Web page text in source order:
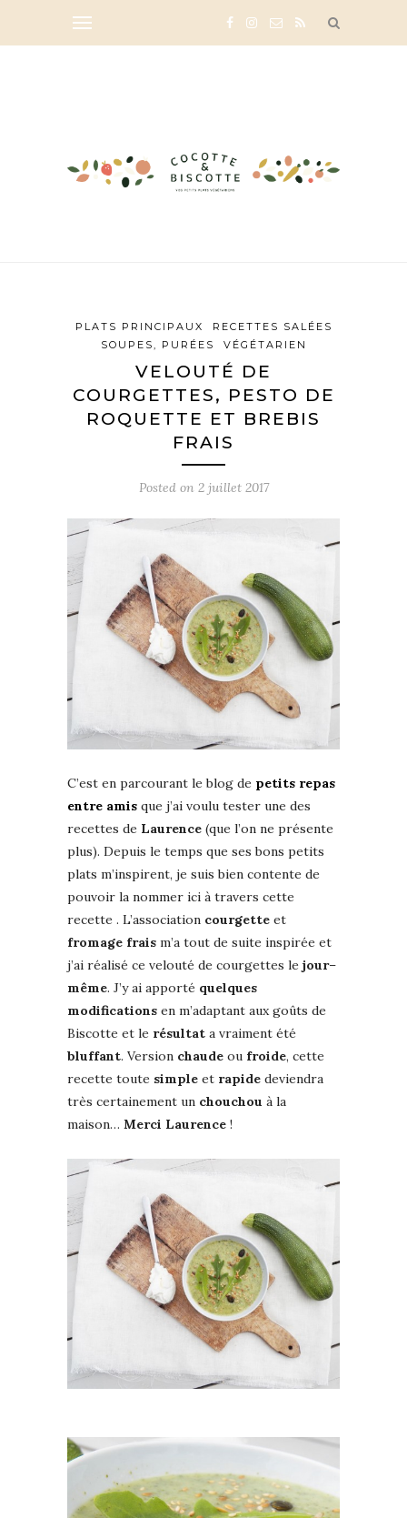
PLATS PRINCIPAUX
RECETTES SALÉES
SOUPES, PURÉES
VÉGÉTARIEN
VELOUTÉ DE
COURGETTES, PESTO DE
ROQUETTE ET BREBIS
FRAIS
Posted on 2 juillet 2017
C’est en parcourant le blog de petits repas
entre amis que j’ai voulu tester une des
recettes de Laurence (que l’on ne présente
plus). Depuis le temps que ses bons petits
plats m’inspirent, je suis bien contente de
pouvoir la nommer ici à travers cette
recette . L’association courgette et
fromage frais m’a tout de suite inspirée et
j’ai réalisé ce velouté de courgettes le jour–
même. J’y ai apporté quelques
modifications en m’adaptant aux goûts de
Biscotte et le résultat a vraiment été
bluffant. Version chaude ou froide, cette
recette toute simple et rapide deviendra
très certainement un chouchou à la
maison… Merci Laurence !